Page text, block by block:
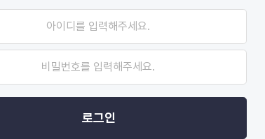
아이디를 입력해주세요.
비밀번호를 입력해주세요.
로그인